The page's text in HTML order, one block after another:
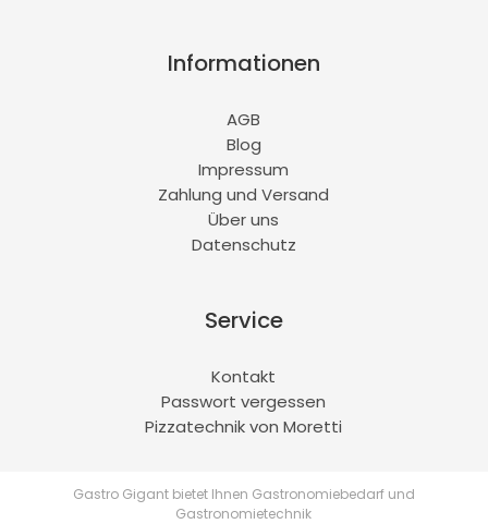
Informationen
AGB
Blog
Impressum
Zahlung und Versand
Über uns
Datenschutz
Service
Kontakt
Passwort vergessen
Pizzatechnik von Moretti
Gastro Gigant bietet Ihnen Gastronomiebedarf und
Gastronomietechnik